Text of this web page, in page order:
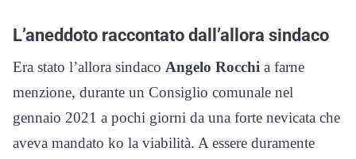
L’aneddoto raccontato dall’allora sindaco
Era stato l’allora sindaco Angelo Rocchi a farne
menzione, durante un Consiglio comunale nel
gennaio 2021 a pochi giorni da una forte nevicata che
aveva mandato ko la viabilità. A essere duramente